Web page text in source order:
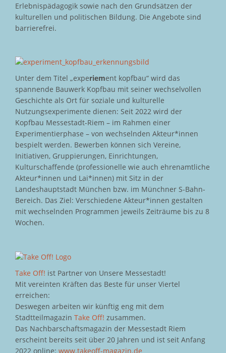
Erlebnispädagogik sowie nach den Grundsätzen der
kulturellen und politischen Bildung. Die Angebote sind
barrierefrei.
Unter dem Titel „experiement kopfbau“ wird das
spannende Bauwerk Kopfbau mit seiner wechselvollen
Geschichte als Ort für soziale und kulturelle
Nutzungsexperimente dienen: Seit 2022 wird der
Kopfbau Messestadt-Riem – im Rahmen einer
Experimentierphase – von wechselnden Akteur*innen
bespielt werden. Bewerben können sich Vereine,
Initiativen, Gruppierungen, Einrichtungen,
Kulturschaffende (professionelle wie auch ehrenamtliche
Akteur*innen und Lai*innen) mit Sitz in der
Landeshauptstadt München bzw. im Münchner S-Bahn-
Bereich. Das Ziel: Verschiedene Akteur*innen gestalten
mit wechselnden Programmen jeweils Zeiträume bis zu 8
Wochen.
Take Off! ist Partner von Unsere Messestadt!
Mit vereinten Kräften das Beste für unser Viertel
erreichen:
Deswegen arbeiten wir künftig eng mit dem
Stadtteilmagazin Take Off! zusammen.
Das Nachbarschaftsmagazin der Messestadt Riem
erscheint bereits seit über 20 Jahren und ist seit Anfang
2022 online: www.takeoff-magazin.de